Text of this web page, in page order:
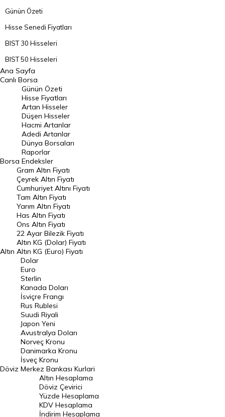
Günün Özeti
Hisse Senedi Fiyatları
BIST 30 Hisseleri
BIST 50 Hisseleri
BIST 100 Hisseleri
En Çok Artan Hisseler
En Çok Düşen Hisseler
Hacmi Artanlar
Geçmiş Kapanışlar
Dünya Borsaları
Raporlar
Endeksler
DÖVİZ
Döviz Kuru
Dolar Kuru
Euro Kuru
Pound Kuru
Frank Kuru
Riyal Kuru
Avustralya Doları
Danimarka Kronu Kuru
Kanada Doları Kuru
Norveç Kronu Kuru
İsveç Kronu Kuru
Japon Yeni Kuru
Ana Sayfa
Canlı Borsa
Borsa
Günün Özeti
Hisse Fiyatları
Artan Hisseler
Düşen Hisseler
Hacmi Artanlar
Adedi Artanlar
Dünya Borsaları
Raporlar
Endeksler
Altın
Gram Altın Fiyatı
Çeyrek Altın Fiyatı
Cumhuriyet Altını Fiyatı
Tam Altın Fiyatı
Yarım Altın Fiyatı
Has Altın Fiyatı
Ons Altın Fiyatı
22 Ayar Bilezik Fiyatı
Altın KG (Dolar) Fiyatı
Altın KG (Euro) Fiyatı
Döviz
Dolar
Euro
Sterlin
Kanada Doları
İsviçre Frangı
Rus Rublesi
Suudi Riyali
Japon Yeni
Avustralya Doları
Norveç Kronu
Danimarka Kronu
İsveç Kronu
Merkez Bankası Kurlari
Altın Hesaplama
Döviz Çevirici
Yüzde Hesaplama
KDV Hesaplama
İndirim Hesaplama